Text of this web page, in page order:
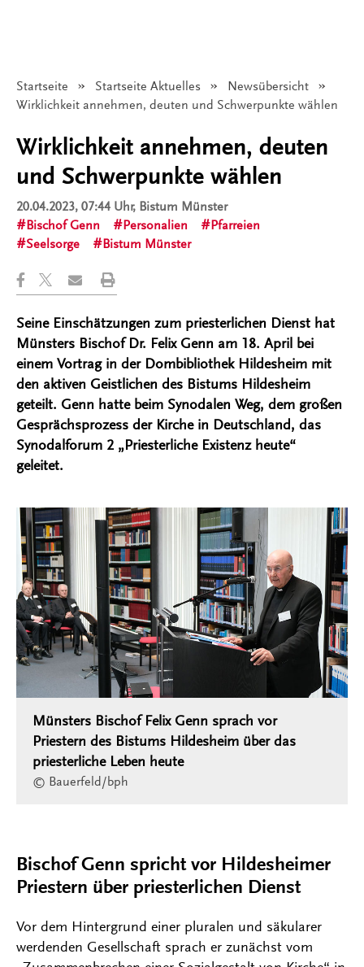
Startseite Startseite Aktuelles
Newsübersicht
Angezeigt:
Wirklichkeit annehmen, deuten und Schwerpunkte wählen
Wirklichkeit annehmen, deuten
und Schwerpunkte wählen
20.04.2023, 07:44 Uhr, Bistum Münster
Bischof Genn
Personalien
Pfarreien
Seelsorge
Bistum Münster
Seine Einschätzungen zum priesterlichen Dienst hat
Münsters Bischof Dr. Felix Genn am 18. April bei
einem Vortrag in der Dombibliothek Hildesheim mit
den aktiven Geistlichen des Bistums Hildesheim
geteilt. Genn hatte beim Synodalen Weg, dem großen
Gesprächsprozess der Kirche in Deutschland, das
Synodalforum 2 „Priesterliche Existenz heute“
geleitet.
Münsters Bischof Felix Genn sprach vor
Priestern des Bistums Hildesheim über das
priesterliche Leben heute
© Bauerfeld/bph
Bischof Genn spricht vor Hildesheimer
Priestern über priesterlichen Dienst
Vor dem Hintergrund einer pluralen und säkularer
werdenden Gesellschaft sprach er zunächst vom